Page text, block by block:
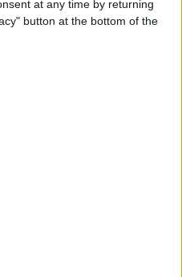
at any time by returning
button at the bottom of the
l’AS Monaco empoche deux
désormais six, ce qui lui